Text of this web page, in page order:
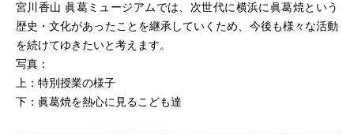
宮川香山 眞葛ミュージアムでは、次世代に横浜に眞葛焼という
歴史・文化があったことを継承していくため、今後も様々な活動
を続けてゆきたいと考えます。
写真：
上：特別授業の様子
下：眞葛焼を熱心に見るこども達